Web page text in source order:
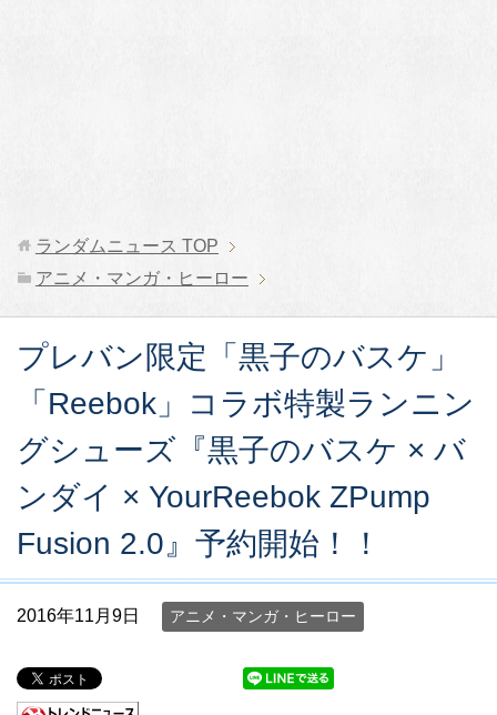
ランダムニュース TOP
アニメ・マンガ・ヒーロー
プレバン限定「黒子のバスケ」
「Reebok」コラボ特製ランニン
グシューズ『黒子のバスケ × バ
ンダイ × YourReebok ZPump
Fusion 2.0』予約開始！！
2016年11月9日 アニメ・マンガ・ヒーロー